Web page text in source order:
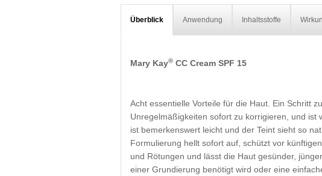
Überblick Anwendung Inhaltsstoffe
Mary Kay®CC Cream SPF 15
Acht essentielle Vorteile für die Haut. Ein Schritt
Unregelmäßigkeiten sofort zu korrigieren, und ist
ist bemerkenswert leicht und der Teint sieht so
Formulierung hellt sofort auf, schützt vor
und Rötungen und lässt die Haut gesünder,
einer Grundierung benötigt wird oder eine